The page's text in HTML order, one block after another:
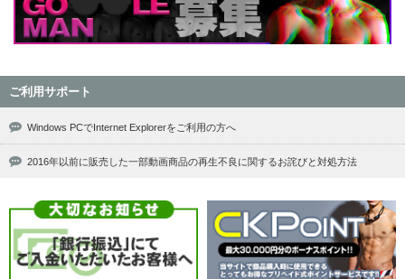
ご利用サポート
Windows PCでInternet Explorerをご利用の方へ
2016年以前に販売した一部動画商品の再生不良に関するお詫びと対処方法